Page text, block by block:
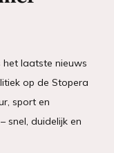
het laatste nieuws
op de Stopera
sport en
snel, duidelijk en